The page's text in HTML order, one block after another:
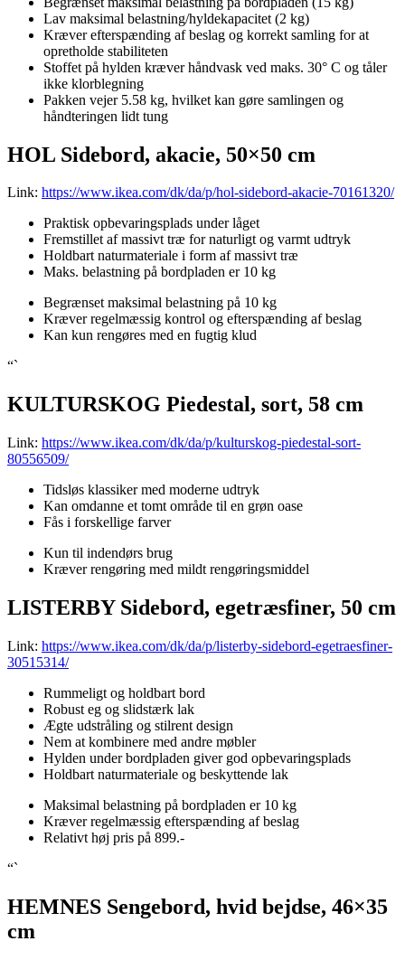
Lav maksimal belastning/hyldekapacitet (2 kg)
Kræver efterspænding af beslag og korrekt samling for at
opretholde stabiliteten
Stoffet på hylden kræver håndvask ved maks. 30° C og tåler
ikke klorblegning
Pakken vejer 5.58 kg, hvilket kan gøre samlingen og
håndteringen lidt tung
HOL Sidebord, akacie, 50×50 cm
Link: https://www.ikea.com/dk/da/p/hol-sidebord-akacie-70161320/
Praktisk opbevaringsplads under låget
Fremstillet af massivt træ for naturligt og varmt udtryk
Holdbart naturmateriale i form af massivt træ
Maks. belastning på bordpladen er 10 kg
Begrænset maksimal belastning på 10 kg
Kræver regelmæssig kontrol og efterspænding af beslag
Kan kun rengøres med en fugtig klud
“`
KULTURSKOG Piedestal, sort, 58 cm
Link: https://www.ikea.com/dk/da/p/kulturskog-piedestal-sort-
80556509/
Tidsløs klassiker med moderne udtryk
Kan omdanne et tomt område til en grøn oase
Fås i forskellige farver
Kun til indendørs brug
Kræver rengøring med mildt rengøringsmiddel
LISTERBY Sidebord, egetræsfiner, 50 cm
Link: https://www.ikea.com/dk/da/p/listerby-sidebord-egetraesfiner-
30515314/
Rummeligt og holdbart bord
Robust eg og slidstærk lak
Ægte udstråling og stilrent design
Nem at kombinere med andre møbler
Hylden under bordpladen giver god opbevaringsplads
Holdbart naturmateriale og beskyttende lak
Maksimal belastning på bordpladen er 10 kg
Kræver regelmæssig efterspænding af beslag
Relativt høj pris på 899.-
“`
HEMNES Sengebord, hvid bejdse, 46×35
cm